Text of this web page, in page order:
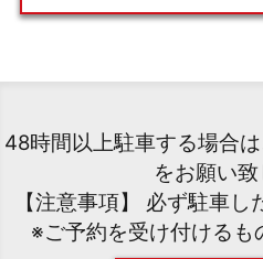
48時間以上駐車する場合
をお願い致
【注意事項】 必ず駐車し
※ご予約を受け付けるも